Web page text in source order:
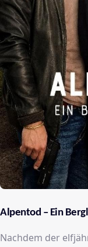
Alpentod – Ein
Nachdem der